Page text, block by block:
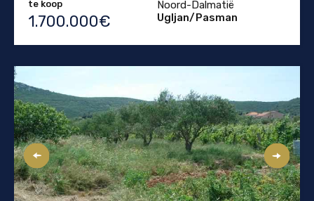
te koop
1.700.000€
Noord-Dalmatië
Ugljan/Pasman